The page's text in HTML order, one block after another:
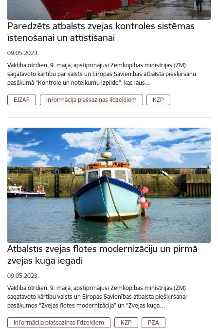
Paredzēts atbalsts zvejas kontroles sistēmas
īstenošanai un attīstīšanai
09.05.2023.
Valdība otrdien, 9. maijā, apstiprinājusi Zemkopības ministrijas (ZM)
sagatavoto kārtību par valsts un Eiropas Savienības atbalsta piešķiršanu
pasākumā “Kontrole un noteikumu izpilde”, kas ļaus…
EJZAF Informācija plašsaziņas līdzekļiem KZP
Atbalstīs zvejas flotes modernizāciju un pirmā
zvejas kuģa iegādi
09.05.2023.
Valdība otrdien, 9. maijā, apstiprinājusi Zemkopības ministrijas (ZM)
sagatavoto kārtību valsts un Eiropas Savienības atbalsta piešķiršanai
pasākumos “Zvejas flotes modernizācija” un “Zvejas kuģa…
Informācija plašsaziņas līdzekļiem KZP PZA